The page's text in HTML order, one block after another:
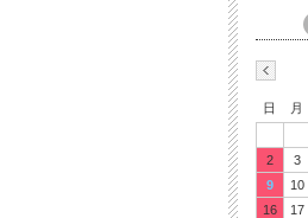
日 月
2
3
9
10
16
17